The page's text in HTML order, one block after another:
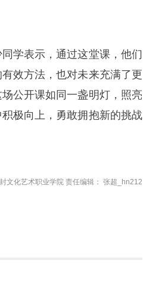
学表示，通过这堂课，他们
效方法，也对未来充满了更
公开课如同一盏明灯，照亮
极向上，勇敢拥抱新的挑战
文化艺术职业学院 责任编辑： 张超_hn212